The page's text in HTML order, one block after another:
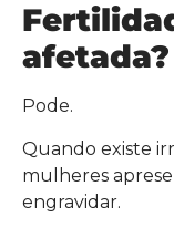
afetada?
Pode.
Quando existe
mulheres
engravidar.